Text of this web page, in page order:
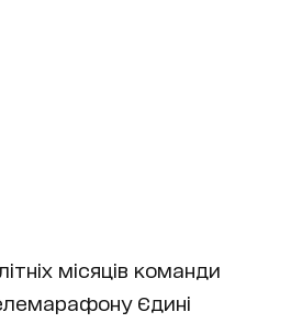
місяців команди
Єдині